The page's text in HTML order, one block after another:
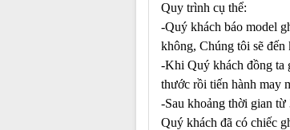
Quy trình cụ thể:
-Quý khách báo model
không, Chúng tôi sẽ đến
-Khi Quý khách đồng ta
thước rồi tiến hành may
-Sau khoảng thời gian
Quý khách đã có chiếc